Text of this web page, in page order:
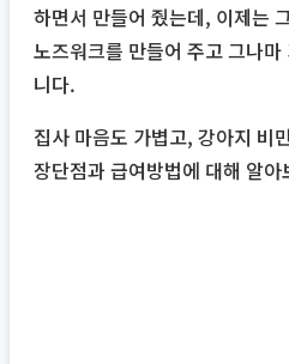
하면서 만들어 줬는데, 이제는
노즈워크를 만들어 주고 그나
니다.
집사 마음도 가볍고, 강아지 비
장단점과 급여방법에 대해 알